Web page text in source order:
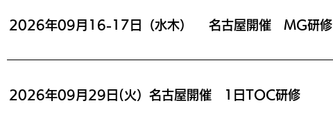
2026年09月16-17日（水木） 名古屋開催 MG研修
2026年09月29日(火）名古屋開催 1日TOC研修